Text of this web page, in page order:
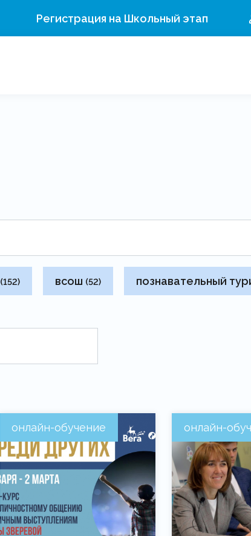
Регистрация на Школьный этап
(152) всош (52) познавательный
онлайн-обучение онлайн-